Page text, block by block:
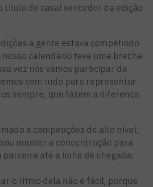
título de casal vencedor da edição
a gente estava competindo
nosso calendário teve uma brecha
vez nós vamos participar da
com tudo para representar
sempre, que fazem a diferença
a competições de alto nível,
manter a concentração para
parceira até a linha de chegada.
o ritmo dela não é fácil, porque